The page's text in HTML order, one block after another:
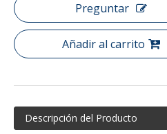
Preguntar
Añadir al carrito
Descripción del Producto